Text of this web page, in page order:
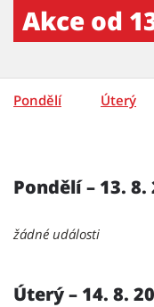
Akce od
Pondělí Úterý
Pondělí – 13. 8.
žádné události
Úterý – 14. 8.